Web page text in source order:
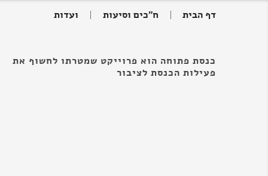
דף הבית ח"כים וסיעות ועדות
כנסת פתוחה הוא פרוייקט שמטרתו לחשוף את
פעילות הכנסת לציבור